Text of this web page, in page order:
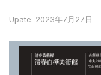
Upate: 2023年7月27日